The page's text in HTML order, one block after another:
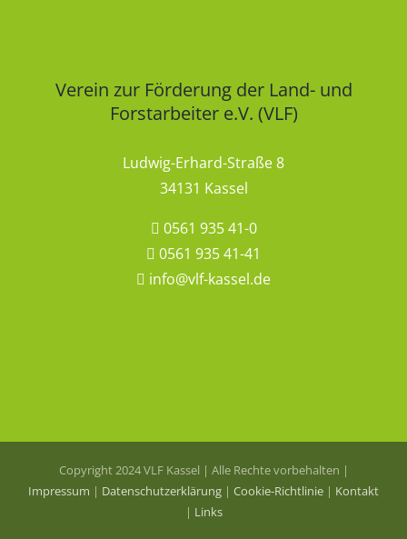
Verein zur Förderung der Land- und
Forstarbeiter e.V. (VLF)
Ludwig-Erhard-Straße 8
34131 Kassel
0561 935 41-0
0561 935 41-41
info@vlf-kassel.de
Copyright 2024 VLF Kassel | Alle Rechte vorbehalten |
Impressum | Datenschutzerklärung | Cookie-Richtlinie | Kontakt
| Links